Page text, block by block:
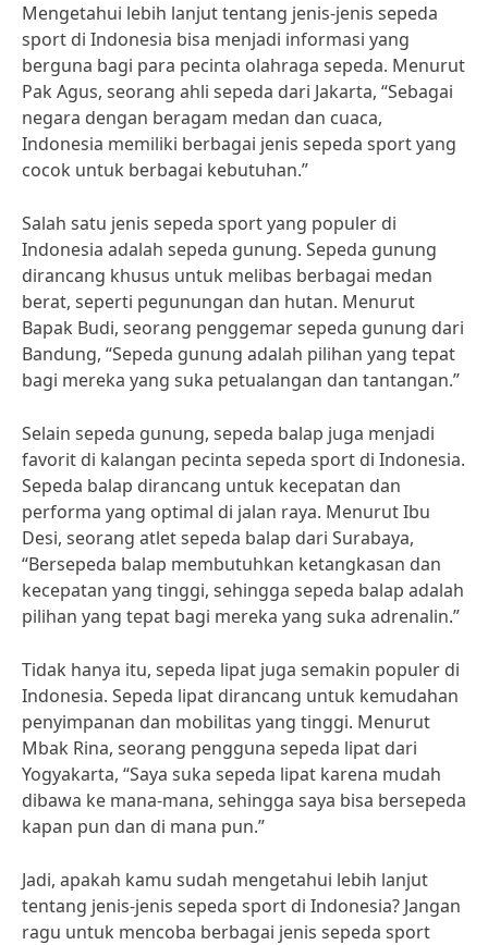
Mengetahui lebih lanjut tentang jenis-jenis sepeda
sport di Indonesia bisa menjadi informasi yang
berguna bagi para pecinta olahraga sepeda. Menurut
Pak Agus, seorang ahli sepeda dari Jakarta, “Sebagai
negara dengan beragam medan dan cuaca,
Indonesia memiliki berbagai jenis sepeda sport yang
cocok untuk berbagai kebutuhan.”
Salah satu jenis sepeda sport yang populer di
Indonesia adalah sepeda gunung. Sepeda gunung
dirancang khusus untuk melibas berbagai medan
berat, seperti pegunungan dan hutan. Menurut
Bapak Budi, seorang penggemar sepeda gunung dari
Bandung, “Sepeda gunung adalah pilihan yang tepat
bagi mereka yang suka petualangan dan tantangan.”
Selain sepeda gunung, sepeda balap juga menjadi
favorit di kalangan pecinta sepeda sport di Indonesia.
Sepeda balap dirancang untuk kecepatan dan
performa yang optimal di jalan raya. Menurut Ibu
Desi, seorang atlet sepeda balap dari Surabaya,
“Bersepeda balap membutuhkan ketangkasan dan
kecepatan yang tinggi, sehingga sepeda balap adalah
pilihan yang tepat bagi mereka yang suka adrenalin.”
Tidak hanya itu, sepeda lipat juga semakin populer di
Indonesia. Sepeda lipat dirancang untuk kemudahan
penyimpanan dan mobilitas yang tinggi. Menurut
Mbak Rina, seorang pengguna sepeda lipat dari
Yogyakarta, “Saya suka sepeda lipat karena mudah
dibawa ke mana-mana, sehingga saya bisa bersepeda
kapan pun dan di mana pun.”
Jadi, apakah kamu sudah mengetahui lebih lanjut
tentang jenis-jenis sepeda sport di Indonesia? Jangan
ragu untuk mencoba berbagai jenis sepeda sport